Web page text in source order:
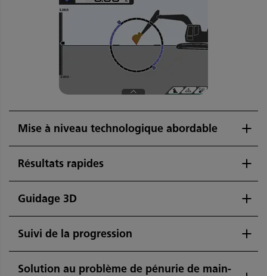
Mise à niveau technologique abordable
Résultats rapides
Guidage 3D
Suivi de la progression
Solution au problème de pénurie de main-